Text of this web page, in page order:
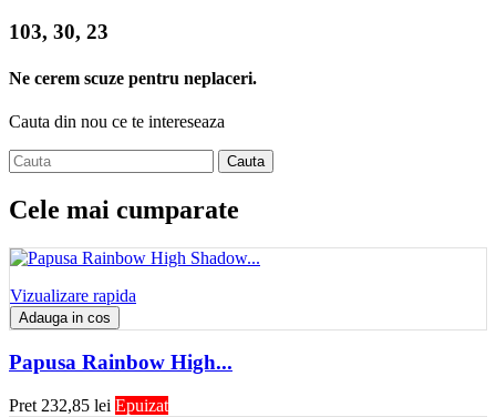
103, 30, 23
Ne cerem scuze pentru neplaceri.
Cauta din nou ce te intereseaza
Cauta
Cele mai cumparate
Vizualizare rapida
Adauga in cos
Papusa Rainbow High...
Pret 232,85 lei Epuizat